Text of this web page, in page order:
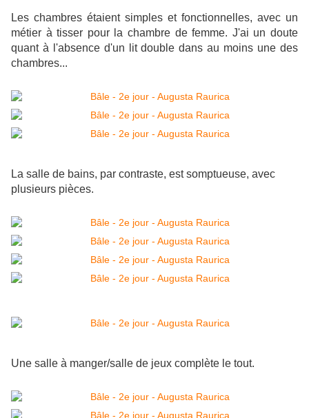
Les chambres étaient simples et fonctionnelles, avec un
métier à tisser pour la chambre de femme. J'ai un doute
quant à l'absence d'un lit double dans au moins une des
chambres...
La salle de bains, par contraste, est somptueuse, avec
plusieurs pièces.
Une salle à manger/salle de jeux complète le tout.